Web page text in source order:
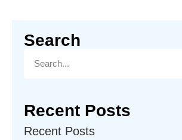
Search
Recent Posts
Recent Posts